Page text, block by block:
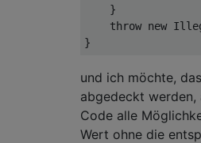
    }
throw new
und ich möchte,
abgedeckt
Code alle
Wert ohne die